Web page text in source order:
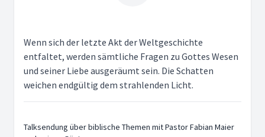
Wenn sich der letzte Akt der Weltgeschichte
entfaltet, werden sämtliche Fragen zu Gottes Wesen
und seiner Liebe ausgeräumt sein. Die Schatten
weichen endgültig dem strahlenden Licht.
Talksendung über biblische Themen mit Pastor Fabian Maier